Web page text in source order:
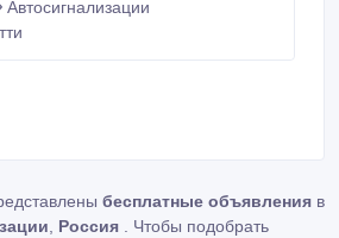
акустики - установка
сабвуферов - изготовление
сигнализаций - установка
защиты - установка секреток
, би ксенона -противотуманных
Автосигнализации
бесплатные объявления в
Россия . Чтобы подобрать